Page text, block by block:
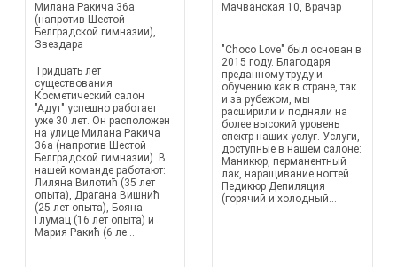
Милана Ракича 36а
(напротив Шестой
Белградской гимназии),
Звездара
Тридцать лет
существования
Косметический салон
"Адут" успешно работает
уже 30 лет. Он расположен
на улице Милана Ракича
36а (напротив Шестой
Белградской гимназии). В
нашей команде работают:
Лиляна Вилотић (35 лет
опыта), Драгана Вишнић
(25 лет опыта), Бояна
Глумац (16 лет опыта) и
Мария Ракић (6 ле...
Мачванская 10, Врачар
"Choco Love" был основан в
2015 году. Благодаря
преданному труду и
обучению как в стране, так
и за рубежом, мы
расширили и подняли на
более высокий уровень
спектр наших услуг. Услуги,
доступные в нашем салоне:
Маникюр, перманентный
лак, наращивание ногтей
Педикюр Депиляция
(горячий и холодный...